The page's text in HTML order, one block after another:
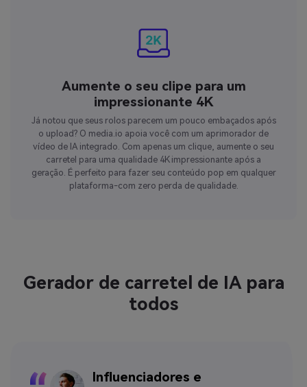
Aumente o seu clipe para um
impressionante 4K
Já notou que seus rolos parecem um pouco embaçados após
o upload? O media.io apoia você com um aprimorador de
vídeo de IA integrado. Com apenas um clique, aumente o seu
carretel para uma qualidade 4K impressionante após a
geração. É perfeito para fazer seu conteúdo pop em qualquer
plataforma-com zero perda de qualidade.
Influenciadores e
Gerador de carretel de IA para
todos